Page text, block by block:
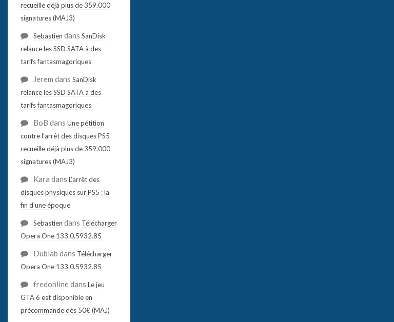
recueille déjà plus de 359.000
signatures (MAJ3)
Sebastien dans SanDisk
relance les SSD SATA à des
tarifs fantasmagoriques
Jerem dans SanDisk
relance les SSD SATA à des
tarifs fantasmagoriques
BoB dans Une pétition
contre l’arrêt des disques PS5
recueille déjà plus de 359.000
signatures (MAJ3)
Kara dans L’arrêt des
disques physiques sur PS5 : la
fin d’une époque
Sebastien dans Télécharger
Opera One 133.0.5932.85
Dublab dans Télécharger
Opera One 133.0.5932.85
fredonlinedans Le jeu
GTA 6 est disponible en
précommande dès 50€ (MAJ)